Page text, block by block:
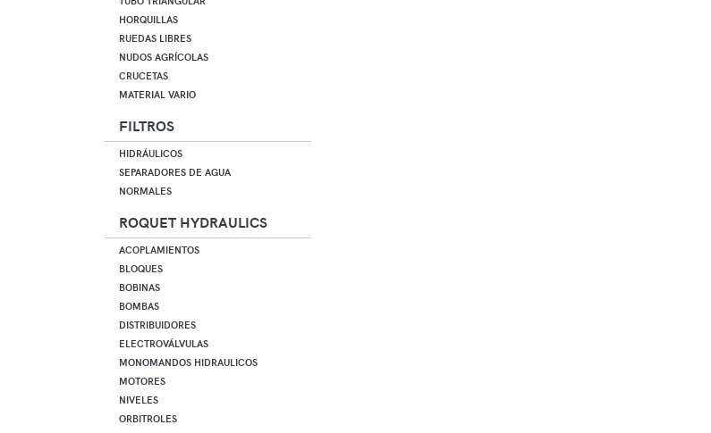
HORQUILLAS
RUEDAS LIBRES
NUDOS AGRÍCOLAS
CRUCETAS
MATERIAL VARIO
FILTROS
HIDRÁULICOS
SEPARADORES DE AGUA
NORMALES
ROQUET HYDRAULICS
ACOPLAMIENTOS
BLOQUES
BOBINAS
BOMBAS
DISTRIBUIDORES
ELECTROVÁLVULAS
MONOMANDOS HIDRAULICOS
MOTORES
NIVELES
ORBITROLES